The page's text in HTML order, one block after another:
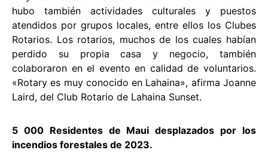
hubo también actividades culturales y puestos
atendidos por grupos locales, entre ellos los Clubes
Rotarios. Los rotarios, muchos de los cuales habían
perdido su propia casa y negocio, también
colaboraron en el evento en calidad de voluntarios.
«Rotary es muy conocido en Lahaina», afirma Joanne
Laird, del Club Rotario de Lahaina Sunset.
5 000 Residentes de Maui desplazados por los
incendios forestales de 2023.